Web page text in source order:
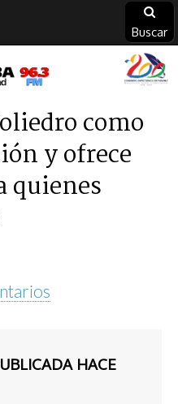
Buscar
como
y ofrece
quienes
HACE